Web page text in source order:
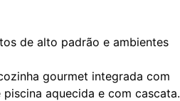
de alto padrão e ambientes
gourmet integrada com
aquecida e com cascata.